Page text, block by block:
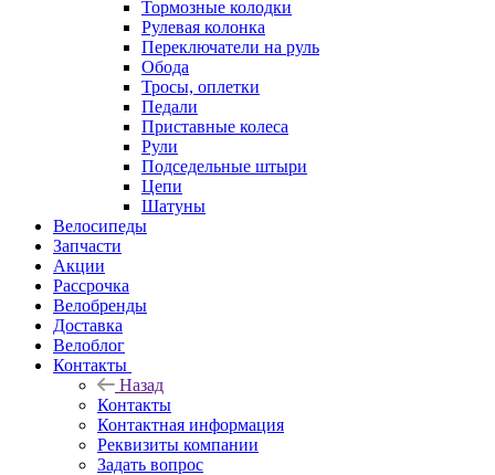
Тормозные колодки
Рулевая колонка
Переключатели на руль
Обода
Тросы, оплетки
Педали
Приставные колеса
Рули
Подседельные штыри
Цепи
Шатуны
Велосипеды
Запчасти
Акции
Рассрочка
Велобренды
Доставка
Велоблог
Контакты
Назад
Контакты
Контактная информация
Реквизиты компании
Задать вопрос